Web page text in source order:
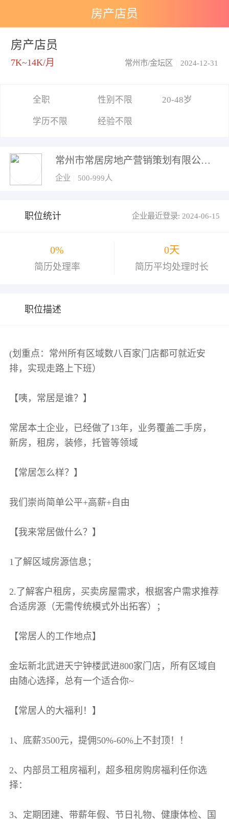
房产店员
房产店员
7K~14K/月 2024-12-31
常州市/金坛区
全职 性别不限 20-48岁
学历不限 经验不限
常州市常居房地产营销策划有限公司金坛分公司
企业 500-999人
职位统计 企业最近登录: 2024-06-15
0%
简历处理率
0天
简历平均处理时长
职位描述
(划重点：常州所有区域数八百家门店都可就近安
排，实现走路上下班）
【咦，常居是谁？】
常居本土企业，已经做了13年，业务覆盖二手房，
新房，租房，装修，托管等领域
【常居怎么样？】
我们崇尚简单公平+高薪+自由
【我来常居做什么？】
1了解区域房源信息；
2.了解客户租房，买卖房屋需求，根据客户需求推荐
合适房源（无需传统模式外出拓客）；
【常居人的工作地点】
金坛新北武进天宁钟楼武进800家门店，所有区域自
由随心选择，总有一个适合你~
【常居人的大福利！】
1、底薪3500元，提佣50%-60%上不封顶！！
2、内部员工租房福利，超多租房购房福利任你选
择：
3、定期团建、带薪年假、节日礼物、健康体检、国